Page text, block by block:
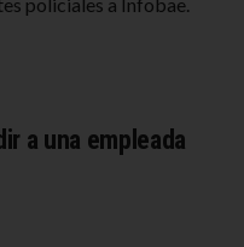
a una empleada